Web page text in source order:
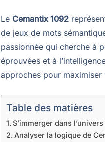
Le Cemantix 1092
de jeux de mots
passionnée qui cherche à
éprouvées et à
approches pour maximiser
Table des matières
S’immerger dans
Analyser la logique de